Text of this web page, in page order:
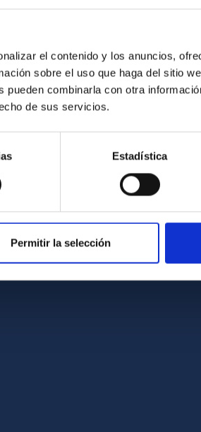
el contenido y los anuncios,
sobre el uso que haga del sitio
combinarla con otra
de sus servicios.
Estadística
Permitir la selección
PORTAL DEL IAC
Políticas de privacidad
Aviso legal
Política de cookies
Accesibilidad